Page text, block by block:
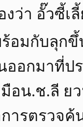
ว่า อั๊วซี้
อมกับลุก
ออกมาที่
อน.ช.ลี ย
ารตรวจค้